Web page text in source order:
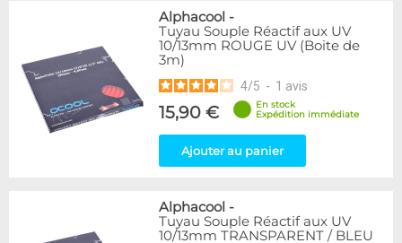
Alphacool -
Tuyau Souple Réactif aux UV
10/13mm ROUGE UV (Boite de
3m)
4/5 - 1 avis
15,90 €
En stock
Expédition immédiate
Ajouter au panier
Alphacool -
Tuyau Souple Réactif aux UV
10/13mm TRANSPARENT / BLEU